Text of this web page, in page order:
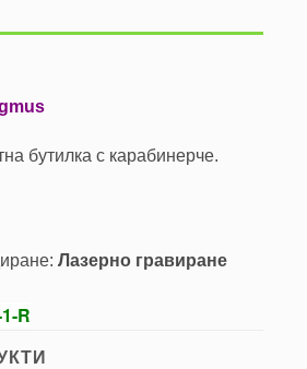
бутилка с карабинерче.
Лазерно гравиране
R